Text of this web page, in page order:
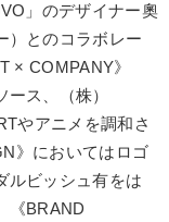
」のデザイナー奧
）とのコラボレー
× COMPANY》
ス、（株）
やアニメを調和さ
》においてはロゴ
ルビッシュ有をは
《BRAND